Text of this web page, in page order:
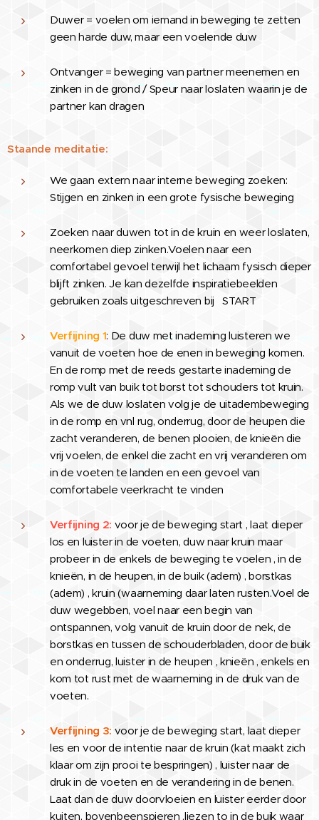
Duwer = voelen om iemand in beweging te zetten
geen harde duw, maar een voelende duw
Ontvanger = beweging van partner meenemen en
zinken in de grond / Speur naar loslaten waarin je de
partner kan dragen
Staande meditatie:
We gaan extern naar interne beweging zoeken:
Stijgen en zinken in een grote fysische beweging
Zoeken naar duwen tot in de kruin en weer loslaten,
neerkomen diep zinken.Voelen naar een
comfortabel gevoel terwijl het lichaam fysisch dieper
blijft zinken. Je kan dezelfde inspiratiebeelden
gebruiken zoals uitgeschreven bij START
Verfijning 1: De duw met inademing luisteren we
vanuit de voeten hoe de enen in beweging komen.
En de romp met de reeds gestarte inademing de
romp vult van buik tot borst tot schouders tot kruin.
Als we de duw loslaten volg je de uitadembeweging
in de romp en vnl rug, onderrug, door de heupen die
zacht veranderen, de benen plooien, de knieën die
vrij voelen, de enkel die zacht en vrij veranderen om
in de voeten te landen en een gevoel van
comfortabele veerkracht te vinden
Verfijning 2: voor je de beweging start , laat dieper
los en luister in de voeten, duw naar kruin maar
probeer in de enkels de beweging te voelen , in de
knieën, in de heupen, in de buik (adem) , borstkas
(adem) , kruin (waarneming daar laten rusten.Voel de
duw wegebben, voel naar een begin van
ontspannen, volg vanuit de kruin door de nek, de
borstkas en tussen de schouderbladen, door de buik
en onderrug, luister in de heupen , knieën , enkels en
kom tot rust met de waarneming in de druk van de
voeten.
Verfijning 3: voor je de beweging start, laat dieper
les en voor de intentie naar de kruin (kat maakt zich
klaar om zijn prooi te bespringen) , luister naar de
druk in de voeten en de verandering in de benen.
Laat dan de duw doorvloeien en luister eerder door
kuiten, bovenbeenspieren ,liezen to in de buik waar